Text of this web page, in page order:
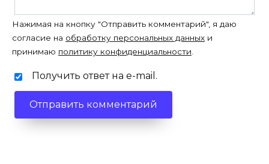
Нажимая на кнопку "Отправить комментарий", я даю
согласие на обработку персональных данных и
принимаю политику конфиденциальности.
Получить ответ на e-mail.